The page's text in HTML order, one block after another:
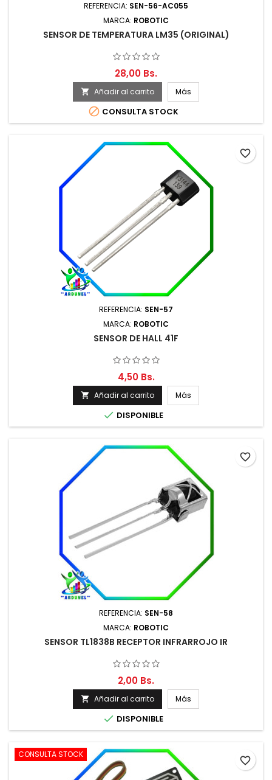
REFERENCIA: SEN-56-AC055
MARCA: ROBOTIC
SENSOR DE TEMPERATURA LM35 (ORIGINAL)
28,00 Bs.
 Añadir al carrito Más
 CONSULTA STOCK
REFERENCIA: SEN-57
MARCA: ROBOTIC
SENSOR DE HALL 41F
4,50 Bs.
 Añadir al carrito Más
 DISPONIBLE
favorite_border
REFERENCIA: SEN-58
MARCA: ROBOTIC
SENSOR TL1838B RECEPTOR INFRARROJO IR
2,00 Bs.
 Añadir al carrito Más
 DISPONIBLE
favorite_border
CONSULTA STOCK
favorite_border